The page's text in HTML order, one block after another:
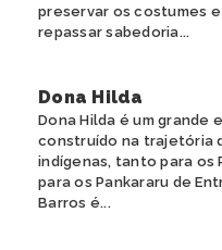
preservar os costumes
repassar sabedoria...
Dona Hilda
Dona Hilda é um grande
construído na trajetória
indígenas, tanto para os
para os Pankararu de
Barros é...